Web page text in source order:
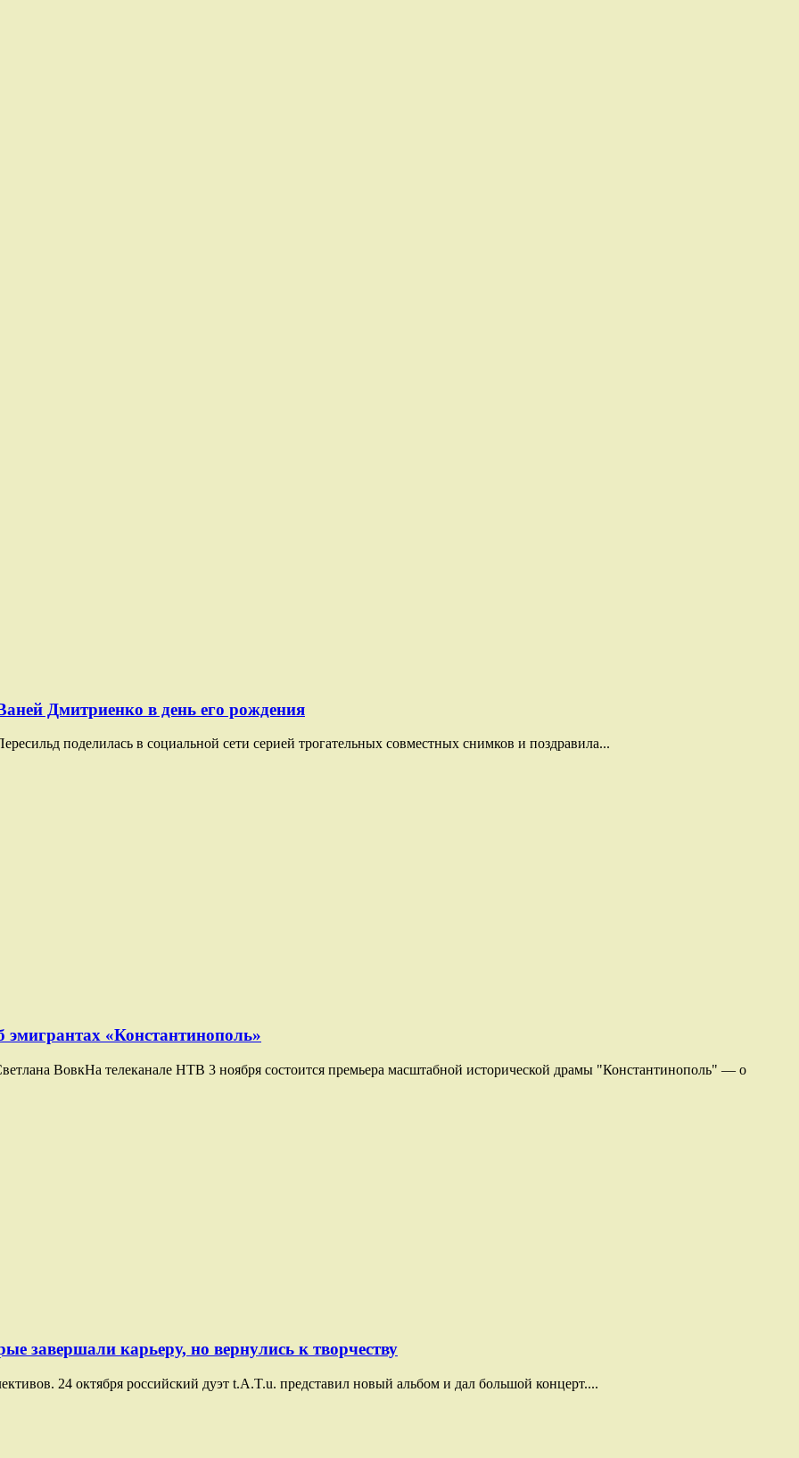
Дмитриенко в день его рождения
поделилась в социальной сети серией трогательных совместных снимков и поздравила...
«Константинополь»
ВовкНа телеканале НТВ 3 ноября состоится премьера масштабной исторической драмы "Константинополь" — о
завершали карьеру, но вернулись к творчеству
24 октября российский дуэт t.A.T.u. представил новый альбом и дал большой концерт....